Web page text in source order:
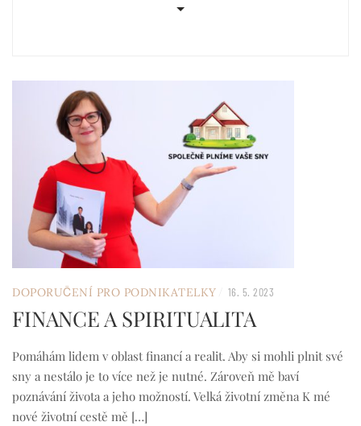
DOPORUČENÍ PRO PODNIKATELKY 16. 5. 2023
FINANCE A SPIRITUALITA
Pomáhám lidem v oblast financí a realit. Aby si mohli plnit své
sny a nestálo je to více než je nutné. Zároveň mě baví
poznávání života a jeho možností. Velká životní změna K mé
nové životní cestě mě […]